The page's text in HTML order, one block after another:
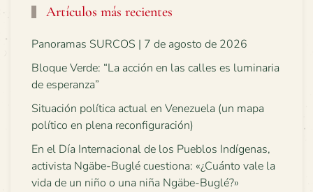
Artículos más recientes
Panoramas SURCOS | 7 de agosto de 2026
Bloque Verde: “La acción en las calles es luminaria
de esperanza”
Situación política actual en Venezuela (un mapa
político en plena reconfiguración)
En el Día Internacional de los Pueblos Indígenas,
activista Ngäbe-Buglé cuestiona: «¿Cuánto vale la
vida de un niño o una niña Ngäbe-Buglé?»